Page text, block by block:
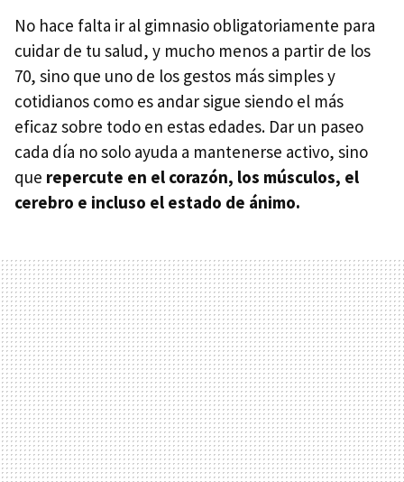
No hace falta ir al gimnasio obligatoriamente para
cuidar de tu salud, y mucho menos a partir de los
70, sino que uno de los gestos más simples y
cotidianos como es andar sigue siendo el más
eficaz sobre todo en estas edades. Dar un paseo
cada día no solo ayuda a mantenerse activo, sino
que repercute en el corazón, los músculos, el
cerebro e incluso el estado de ánimo.